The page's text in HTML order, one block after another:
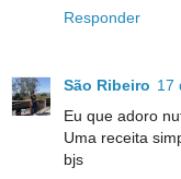
Responder
São Ribeiro 17
Eu que adoro
Uma receita
bjs